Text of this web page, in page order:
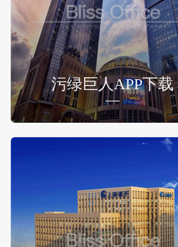
污绿巨人APP下载